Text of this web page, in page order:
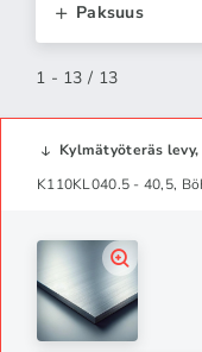
Paksuus
1 - 13 / 13
Kylmätyöteräs
K110KL040.5 - 40,5,